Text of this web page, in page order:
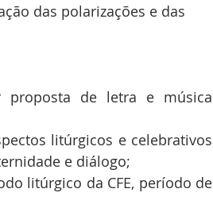
das polarizações e das
proposta de letra e música
litúrgicos e celebrativos
e diálogo;
litúrgico da CFE, período de